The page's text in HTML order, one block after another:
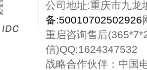
公司地址:重庆市九龙
备:50010702502926
重启咨询售后
信)QQ:1624347532
战略合作伙伴：中国